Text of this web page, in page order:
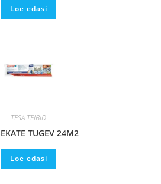
Loe edasi
TESA TEIBID
TUGEV 24M2
Loe edasi